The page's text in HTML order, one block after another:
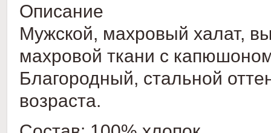
Описание
Мужской, махровый халат,
махровой ткани с
Благородный, стальной
возраста.